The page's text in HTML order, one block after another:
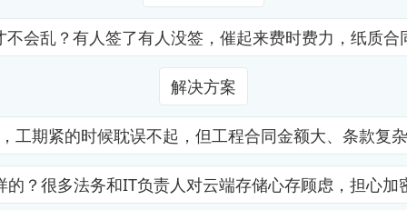
会乱？有人签了有人没签，催起来费时费力，纸质
解决方案
期紧的时候耽误不起，但工程合同金额大、条款
很多法务和IT负责人对云端存储心存顾虑，担